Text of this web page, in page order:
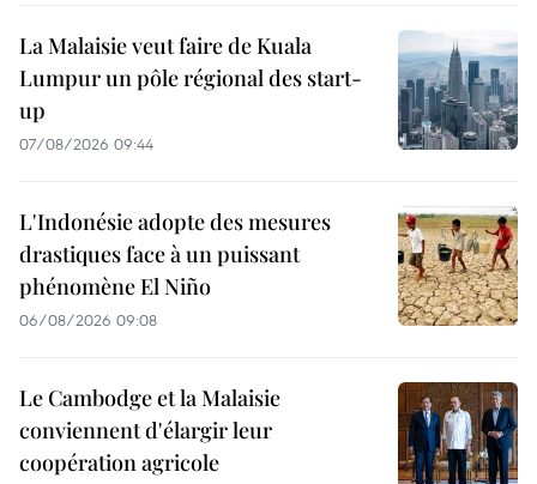
La Malaisie veut faire de Kuala
Lumpur un pôle régional des start-
up
07/08/2026 09:44
L'Indonésie adopte des mesures
drastiques face à un puissant
phénomène El Niño
06/08/2026 09:08
Le Cambodge et la Malaisie
conviennent d'élargir leur
coopération agricole